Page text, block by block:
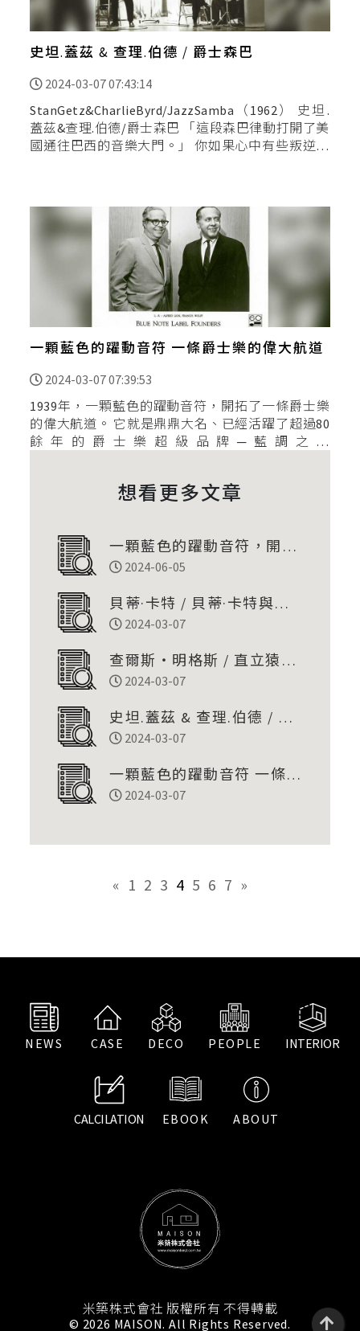
史坦.蓋茲 & 查理.伯德 / 爵士森巴
2024-03-07 07:43:14
StanGetz&CharlieByrd/JazzSamba（1962） 史坦.
蓋茲&查理.伯德/爵士森巴 「這段森巴律動打開了美
國通往巴西的音樂大門。」 你如果心中有些叛逆，
一顆藍色的躍動音符 一條爵士樂的偉大航道
2024-03-07 07:39:53
1939年，一顆藍色的躍動音符，開拓了一條爵士樂
的偉大航道。 它就是鼎鼎大名、已經活躍了超過80
餘年的爵士樂超級品牌─藍調之音
想看更多文章
一顆藍色的躍動音符，開拓
了一條爵士樂的偉大航道。
2024-06-05
貝蒂·卡特 / 貝蒂·卡特與觀
眾 2024-03-07
查爾斯‧明格斯 / 直立猿人
「這是一次人類與爵士樂的
2024-03-07
史坦.蓋茲 & 查理.伯德 / 爵
士森巴
2024-03-07
一顆藍色的躍動音符 一條爵
士樂的偉大航道
2024-03-07
« 1 2 3 4 5 6 7 »
NEWS CASE DECO PEOPLE INTERIOR
CALCILATION EBOOK ABOUT
米築株式會社 版權所有 不得轉載
© 2026 MAISON. All Rights Reserved.